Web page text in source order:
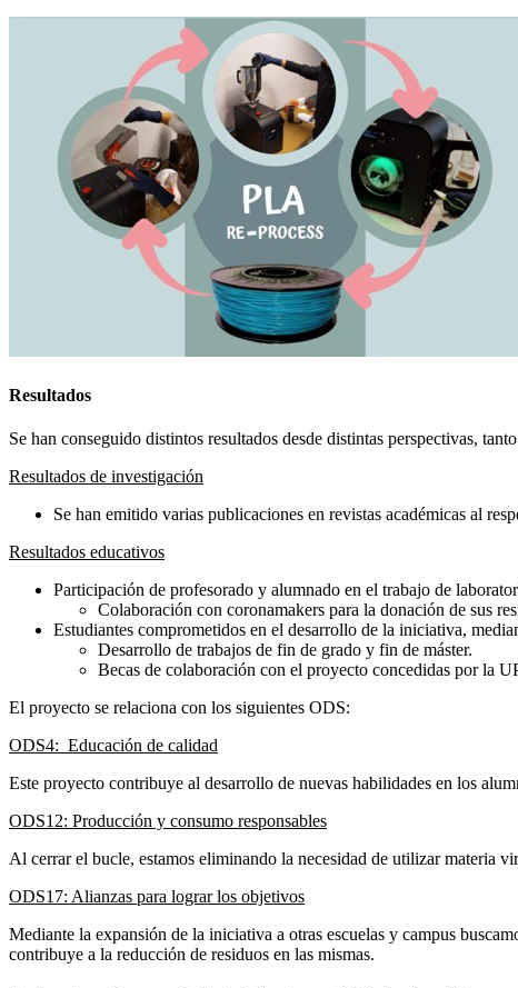
Resultados
Se han conseguido distintos resultados desde distintas perspectivas,
Resultados de investigación
Se han emitido varias publicaciones en revistas académicas al
Resultados educativos
Participación de profesorado y alumnado en el trabajo de
Colaboración con coronamakers para la donación de sus
Estudiantes comprometidos en el desarrollo de la iniciativa,
Desarrollo de trabajos de fin de grado y fin de máster.
Becas de colaboración con el proyecto concedidas por la
El proyecto se relaciona con los siguientes ODS:
ODS4: Educación de calidad
Este proyecto contribuye al desarrollo de nuevas habilidades en los
ODS12: Producción y consumo responsables
Al cerrar el bucle, estamos eliminando la necesidad de utilizar materia
ODS17: Alianzas para lograr los objetivos
Mediante la expansión de la iniciativa a otras escuelas y campus
contribuye a la reducción de residuos en las mismas.